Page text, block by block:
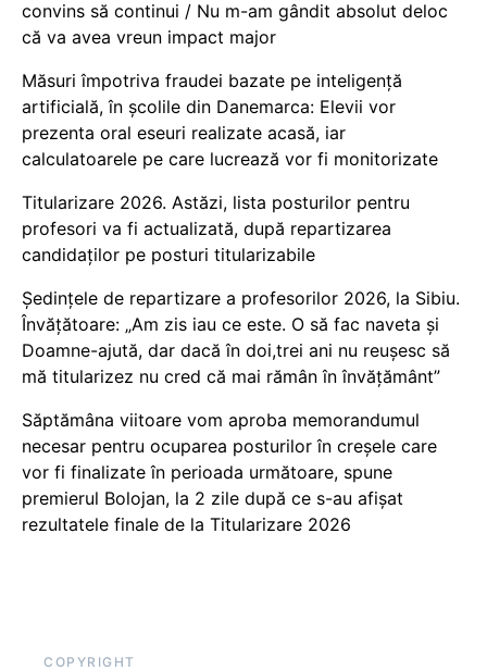
convins să continui / Nu m-am gândit absolut deloc
că va avea vreun impact major
Măsuri împotriva fraudei bazate pe inteligență
artificială, în școlile din Danemarca: Elevii vor
prezenta oral eseuri realizate acasă, iar
calculatoarele pe care lucrează vor fi monitorizate
Titularizare 2026. Astăzi, lista posturilor pentru
profesori va fi actualizată, după repartizarea
candidaților pe posturi titularizabile
Ședințele de repartizare a profesorilor 2026, la Sibiu.
Învățătoare: „Am zis iau ce este. O să fac naveta și
Doamne-ajută, dar dacă în doi,trei ani nu reușesc să
mă titularizez nu cred că mai rămân în învățământ”
Săptămâna viitoare vom aproba memorandumul
necesar pentru ocuparea posturilor în creșele care
vor fi finalizate în perioada următoare, spune
premierul Bolojan, la 2 zile după ce s-au afișat
rezultatele finale de la Titularizare 2026
COPYRIGHT